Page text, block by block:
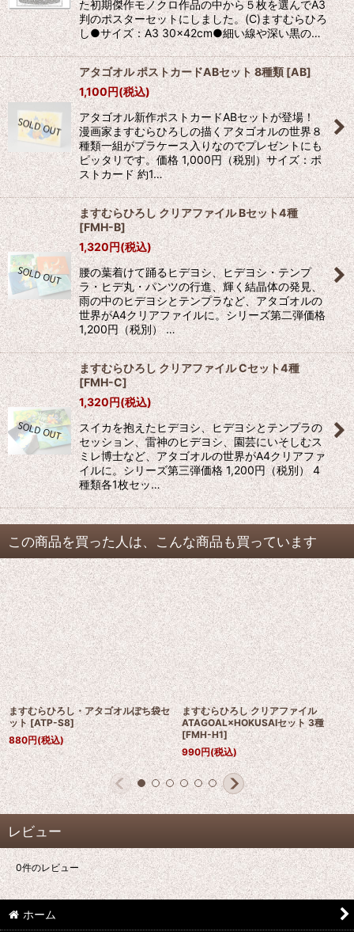
た初期傑作モノクロ作品の中から５枚を選んでA3
判のポスターセットにしました。(C)ますむらひろ
し●サイズ：A3 30×42cm●細い線や深い黒の…
アタゴオル ポストカードABセット 8種類[AB]
1,100円(税込)
アタゴオル新作ポストカードABセットが登場！
漫画家ますむらひろしの描くアタゴオルの世界８
種類一組がプラケース入りなのでプレゼントにも
ピッタリです。価格 1,000円（税別）サイズ：ポ
ストカード 約1…
ますむらひろし クリアファイル Bセット4種
[FMH-B]
1,320円(税込)
腰の葉着けて踊るヒデヨシ、ヒデヨシ・テンプ
ラ・ヒデ丸・パンツの行進、輝く結晶体の発見、
雨の中のヒデヨシとテンプラなど、アタゴオルの
世界がA4クリアファイルに。シリーズ第二弾価格
1,200円（税別） …
ますむらひろし クリアファイル Cセット4種
[FMH-C]
1,320円(税込)
スイカを抱えたヒデヨシ、ヒデヨシとテンプラの
セッション、雷神のヒデヨシ、園芸にいそしむス
ミレ博士など、アタゴオルの世界がA4クリアファ
イルに。シリーズ第三弾価格 1,200円（税別） 4
種類各1枚セッ…
この商品を買った人は、こんな商品も買っています
ますむらひろし・アタゴオルぽち袋セ
ット [ATP-S8]
880円(税込)
ますむらひろし クリアファイル
ATAGOAL×HOKUSAIセット 3種
[FMH-H1]
990円(税込)
レビュー
0件のレビュー
ホーム